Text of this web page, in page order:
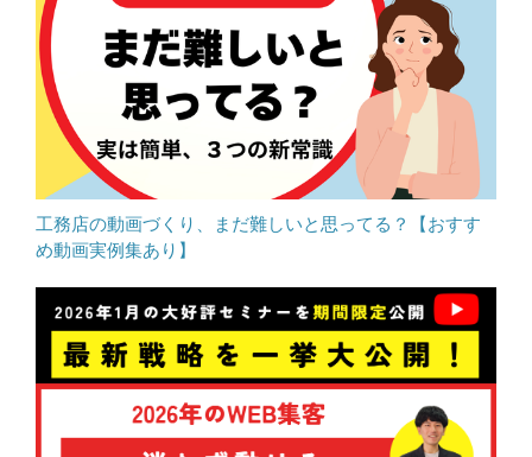
工務店の動画づくり、まだ難しいと思ってる？【おすす
め動画実例集あり】